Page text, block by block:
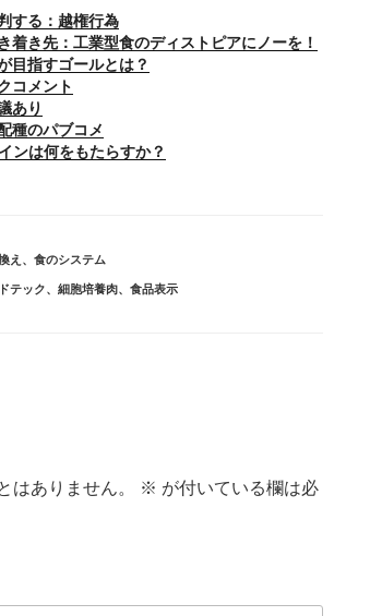
する：越権行為
着き先：工業型食のディストピアにノーを！
目指すゴールとは？
コメント
あり
種のパブコメ
ンは何をもたらすか？
え 、 食のシステム
テック、 細胞培養肉、 食品表示
はありません。 ※ が付いている欄は必